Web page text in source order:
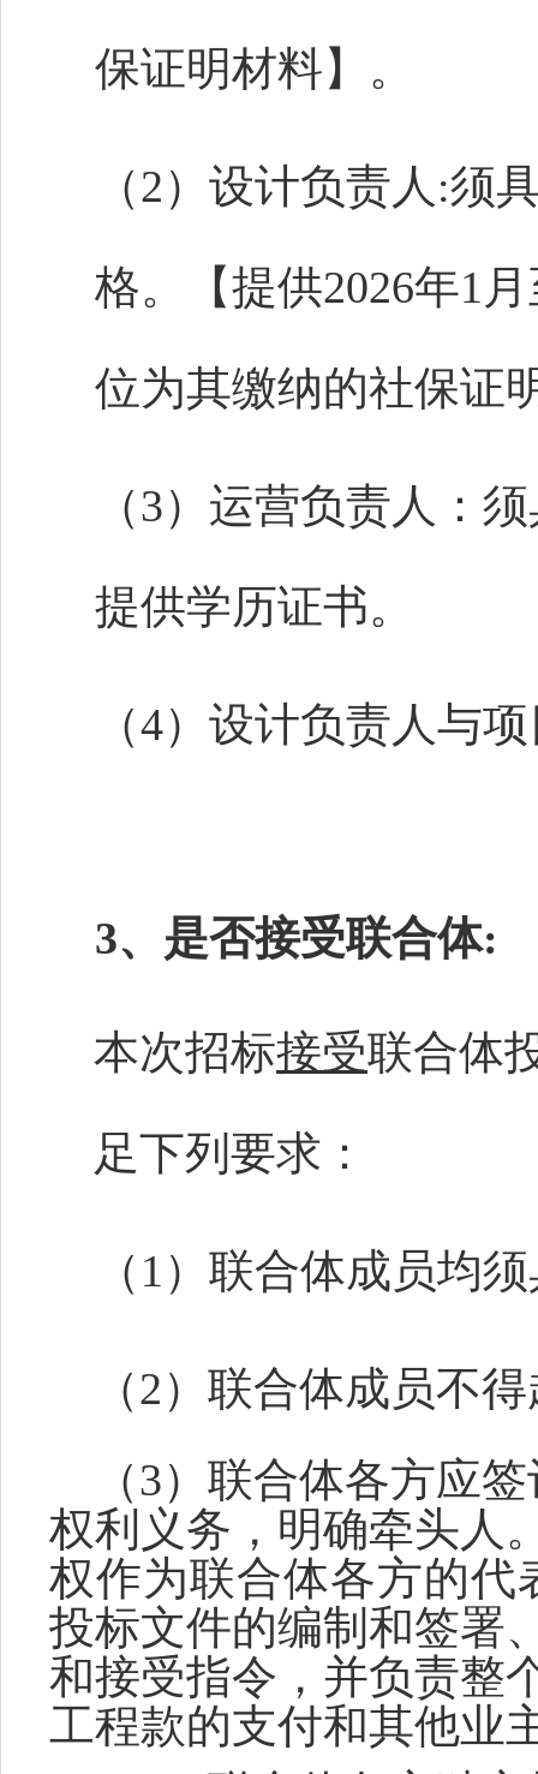
保证明材料】。
（2） 设计负责人 :须
格。【提供2026年1
位为其缴纳的社保证
（3）运营负责人：
提供学历证书。
（4）设计负责人与
3、是否接受联合体:
本次招标接受联合体
足下列要求：
（ 1）联合体成员均
（2）联合体成员不
（3）联合体各方应
权利义务，明确牵头人
权作为联合体各方的代
投标文件的编制和签署
和接受指令，并负责整
工程款的支付和其他业